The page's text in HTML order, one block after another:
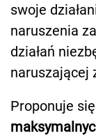
swoje
naruszenia
działań
naruszającej
Proponuje